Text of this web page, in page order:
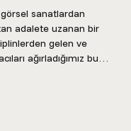
sanatlardan
adalete uzanan bir
gelen ve
ağırladığımız bu